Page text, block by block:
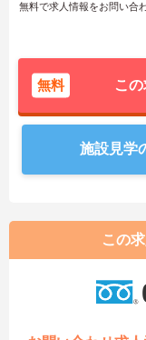
無料で求人情報をお問い合
無料 こ
施設見学
この